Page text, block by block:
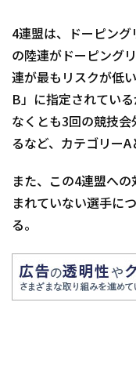
4連盟は、ドーピン
の陸連がドーピング
連が最もリスクが低
B」に指定されてい
なくとも3回の競技
るなど、カテゴリーA
また、この4連盟へ
まれていない選手に
る。